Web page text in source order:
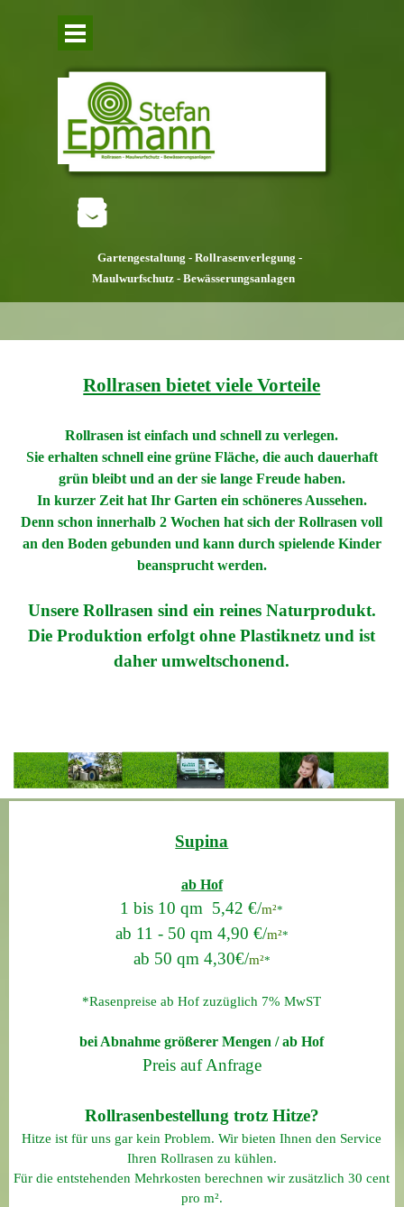
Menü überspringen
Gartengestaltung - Rollrasenverlegung -
Maulwurfschutz - Bewässerungsanlagen
Rollrasen bietet viele Vorteile
Rollrasen ist einfach und schnell zu verlegen.
Sie erhalten schnell eine grüne Fläche, die auch dauerhaft
grün bleibt und an der sie lange Freude haben.
In kurzer Zeit hat Ihr Garten ein schöneres Aussehen.
Denn schon innerhalb 2 Wochen hat sich der Rollrasen voll
an den Boden gebunden und kann durch spielende Kinder
beansprucht werden.
Unsere Rollrasen sind ein reines Naturprodukt.
Die Produktion erfolgt ohne Plastiknetz und ist
daher umweltschonend.
Supina
ab Hof
1 bis 10 qm 5,42 €/m²*
ab 11 - 50 qm 4,90 €/m²*
ab 50 qm 4,30€/m²*
*Rasenpreise ab Hof zuzüglich 7% MwST
bei Abnahme größerer Mengen / ab Hof
Preis auf Anfrage
Rollrasenbestellung trotz Hitze?
Hitze ist für uns gar kein Problem. Wir bieten Ihnen den Service
Ihren Rollrasen zu kühlen.
Für die entstehenden Mehrkosten berechnen wir zusätzlich 30 cent
pro m².